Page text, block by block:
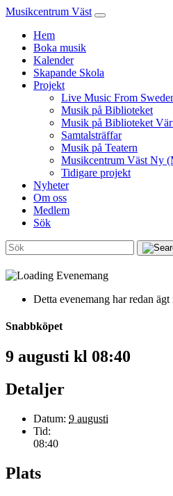
Musikcentrum Väst
Hem
Boka musik
Kalender
Skapande Skola
Projekt
Live Music From
Musik på Biblioteket
Musik på Biblioteket
Samtalsträffar
Musik på Teatern
Musikcentrum Väst Ny
Tidigare projekt
Nyheter
Om oss
Medlem
Sök
Detta evenemang har redan ägt
Snabbköpet
9 augusti kl 08:40
Detaljer
Datum: 9 augusti
Tid:
08:40
Plats